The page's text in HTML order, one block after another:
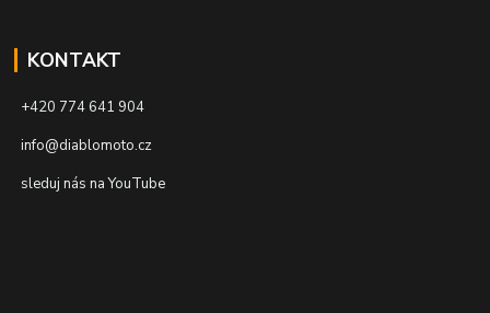
KONTAKT
+420 774 641 904
info@diablomoto.cz
sleduj nás na YouTube